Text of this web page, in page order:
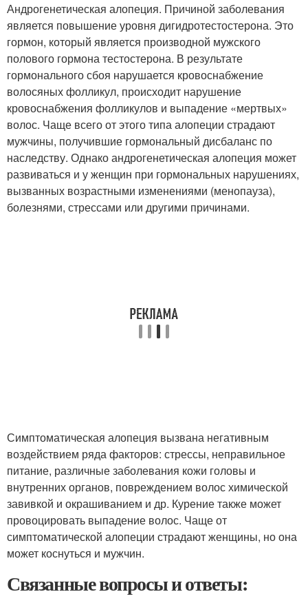
Андрогенетическая алопеция. Причиной заболевания
является повышение уровня дигидротестостерона. Это
гормон, который является производной мужского
полового гормона тестостерона. В результате
гормонального сбоя нарушается кровоснабжение
волосяных фолликул, происходит нарушение
кровоснабжения фолликулов и выпадение «мертвых»
волос. Чаще всего от этого типа алопеции страдают
мужчины, получившие гормональный дисбаланс по
наследству. Однако андрогенетическая алопеция может
развиваться и у женщин при гормональных нарушениях,
вызванных возрастными изменениями (менопауза),
болезнями, стрессами или другими причинами.
Симптоматическая алопеция вызвана негативным
воздействием ряда факторов: стрессы, неправильное
питание, различные заболевания кожи головы и
внутренних органов, повреждением волос химической
завивкой и окрашиванием и др. Курение также может
провоцировать выпадение волос. Чаще от
симптоматической алопеции страдают женщины, но она
может коснуться и мужчин.
Связанные вопросы и ответы: